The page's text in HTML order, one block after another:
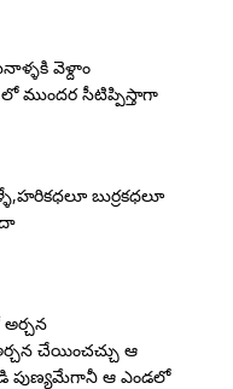
వెళ్దాం
లో ముందర సీటిప్పిస్తాగా
బుర్రకధలూ
అర్చన
చేయించచ్చు ఆ
పుణ్యమేగానీ ఆ ఎండలో